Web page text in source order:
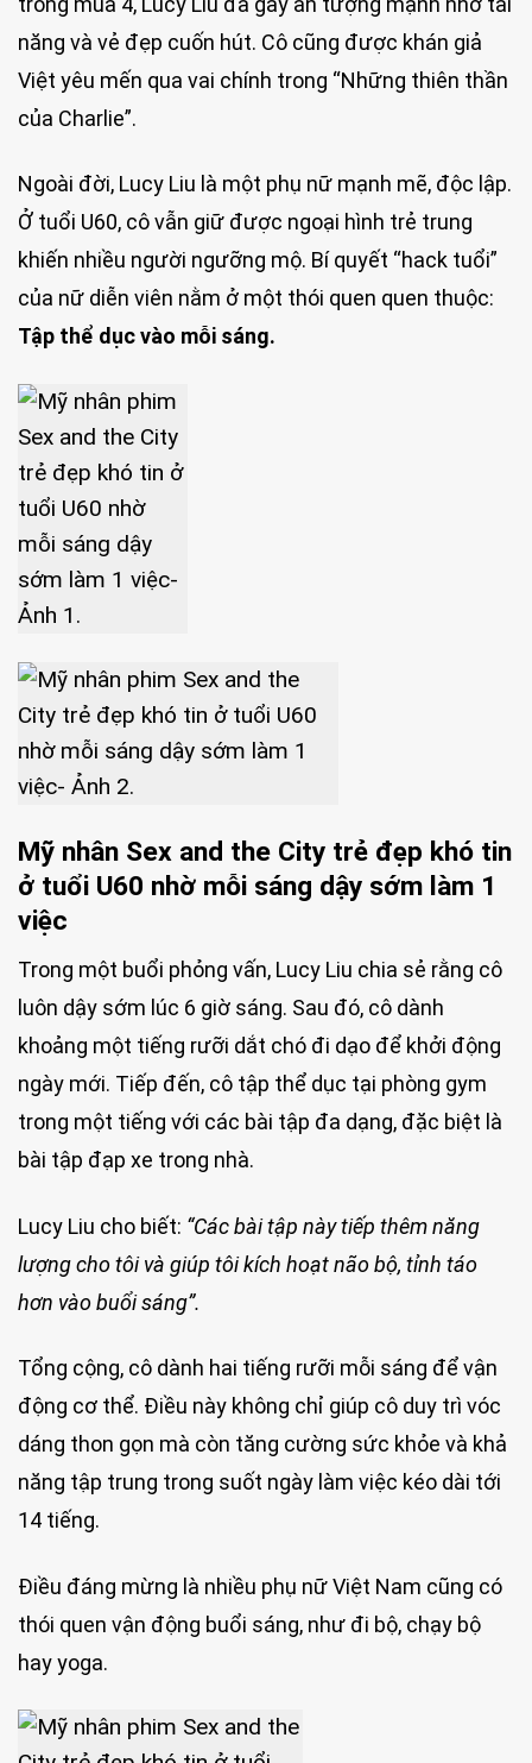
năng và vẻ đẹp cuốn hút. Cô cũng được khán giả
Việt yêu mến qua vai chính trong “Những thiên thần
của Charlie”.
Ngoài đời, Lucy Liu là một phụ nữ mạnh mẽ, độc lập.
Ở tuổi U60, cô vẫn giữ được ngoại hình trẻ trung
khiến nhiều người ngưỡng mộ. Bí quyết “hack tuổi”
của nữ diễn viên nằm ở một thói quen quen thuộc:
Tập thể dục vào mỗi sáng.
Mỹ nhân Sex and the City trẻ đẹp khó tin
ở tuổi U60 nhờ mỗi sáng dậy sớm làm 1
việc
Trong một buổi phỏng vấn, Lucy Liu chia sẻ rằng cô
luôn dậy sớm lúc 6 giờ sáng. Sau đó, cô dành
khoảng một tiếng rưỡi dắt chó đi dạo để khởi động
ngày mới. Tiếp đến, cô tập thể dục tại phòng gym
trong một tiếng với các bài tập đa dạng, đặc biệt là
bài tập đạp xe trong nhà.
Lucy Liu cho biết: “Các bài tập này tiếp thêm năng
lượng cho tôi và giúp tôi kích hoạt não bộ, tỉnh táo
hơn vào buổi sáng”.
Tổng cộng, cô dành hai tiếng rưỡi mỗi sáng để vận
động cơ thể. Điều này không chỉ giúp cô duy trì vóc
dáng thon gọn mà còn tăng cường sức khỏe và khả
năng tập trung trong suốt ngày làm việc kéo dài tới
14 tiếng.
Điều đáng mừng là nhiều phụ nữ Việt Nam cũng có
thói quen vận động buổi sáng, như đi bộ, chạy bộ
hay yoga.